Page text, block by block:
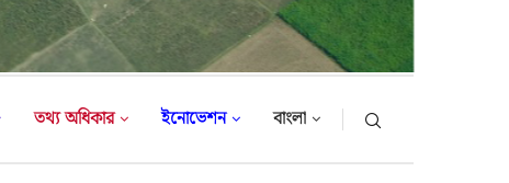
তথ্য অধিকার ইনোভেশন বাংলা